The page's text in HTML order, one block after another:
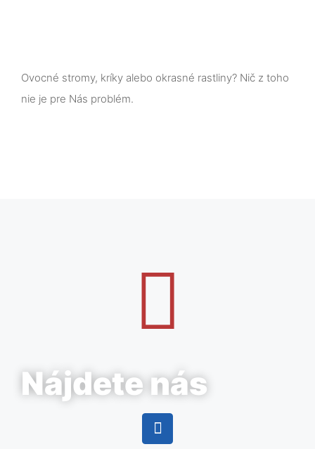
Ovocné stromy, kríky alebo okrasné rastliny? Nič z toho
nie je pre Nás problém.
Nájdete nás